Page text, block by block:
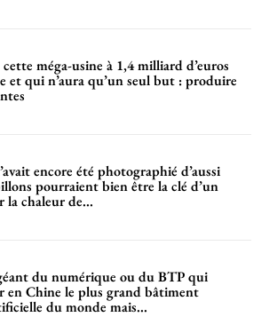
méga-usine à 1,4 milliard d’euros
et qui n’aura qu’un seul but : produire
encore été photographié d’aussi
pourraient bien être la clé d’un
la chaleur de...
du numérique ou du BTP qui
en Chine le plus grand bâtiment
du monde mais...